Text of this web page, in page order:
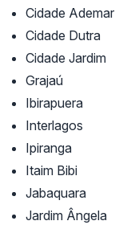
Cidade Ademar
Cidade Dutra
Cidade Jardim
Grajaú
Ibirapuera
Interlagos
Ipiranga
Itaim Bibi
Jabaquara
Jardim Ângela